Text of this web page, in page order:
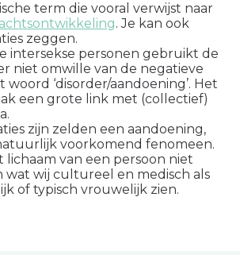
term die vooral verwijst naar
. Je kan ook
zeggen.
intersekse personen gebruikt de
niet omwille van de negatieve
‘disorder/aandoening’. Het
een grote link met (collectief)
zijn zelden een aandoening,
voorkomend fenomeen.
lichaam van een persoon niet
wat wij cultureel en medisch als
of typisch vrouwelijk zien.